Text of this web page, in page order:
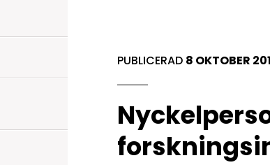
PUBLICERAD 8 OKTOBER